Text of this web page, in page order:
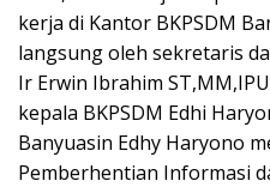
kerja di Kantor BKPSDM
langsung oleh sekretaris
Ir Erwin Ibrahim
kepala BKPSDM Edhi
Banyuasin Edhy Haryono
Pemberhentian Informasi